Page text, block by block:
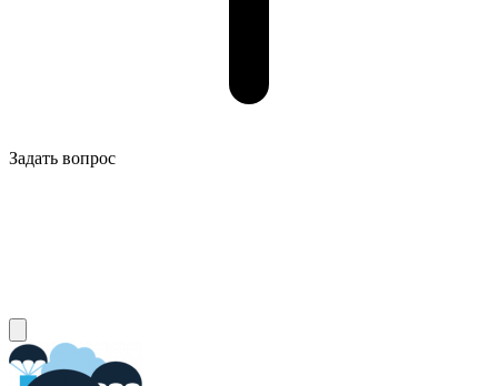
Задать вопрос